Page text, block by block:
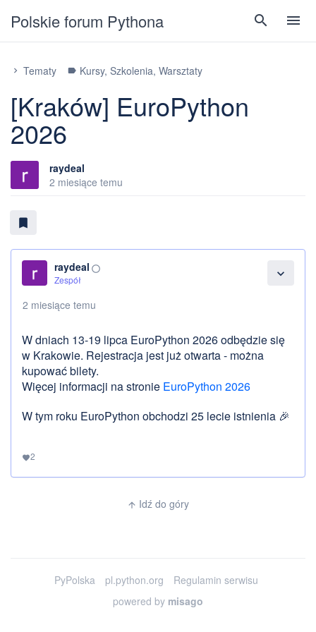
Polskie forum Pythona search menu
chevron_right Tematy label Kursy, Szkolenia, Warsztaty
[Kraków] EuroPython
2026
raydeal
2 miesiące temu
bookmark
expand_more
raydeal panorama_fish_eye
Zespół
2 miesiące temu
W dniach 13-19 lipca EuroPython 2026 odbędzie się
w Krakowie. Rejestracja jest już otwarta - można
kupować bilety.
Więcej informacji na stronie EuroPython 2026
W tym roku EuroPython obchodzi 25 lecie istnienia 🎉️
favorite2
arrow_upward Idź do góry
PyPolska pl.python.org
Regulamin serwisu
powered by misago